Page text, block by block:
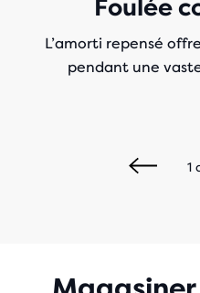
Foulée
L’amorti repensé
pendant une
1